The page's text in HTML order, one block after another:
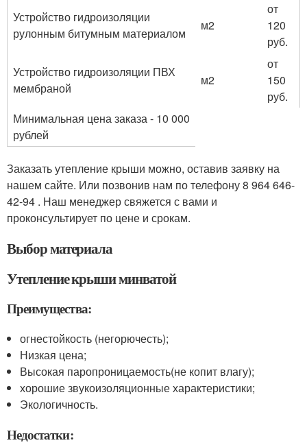
Устройство гидроизоляции
рулонным битумным материалом
м2
от
120
руб.
Устройство гидроизоляции ПВХ
мембраной
м2
от
150
руб.
Минимальная цена заказа - 10 000
рублей
Заказать утепление крыши можно, оставив заявку на
нашем сайте. Или позвонив нам по телефону 8 964 646-
42-94 . Наш менеджер свяжется с вами и
проконсультирует по цене и срокам.
Выбор материала
Утепление крыши минватой
Преимущества:
огнестойкость (негорючесть);
Низкая цена;
Высокая паропроницаемость(не копит влагу);
хорошие звукоизоляционные характеристики;
Экологичность.
Недостатки: